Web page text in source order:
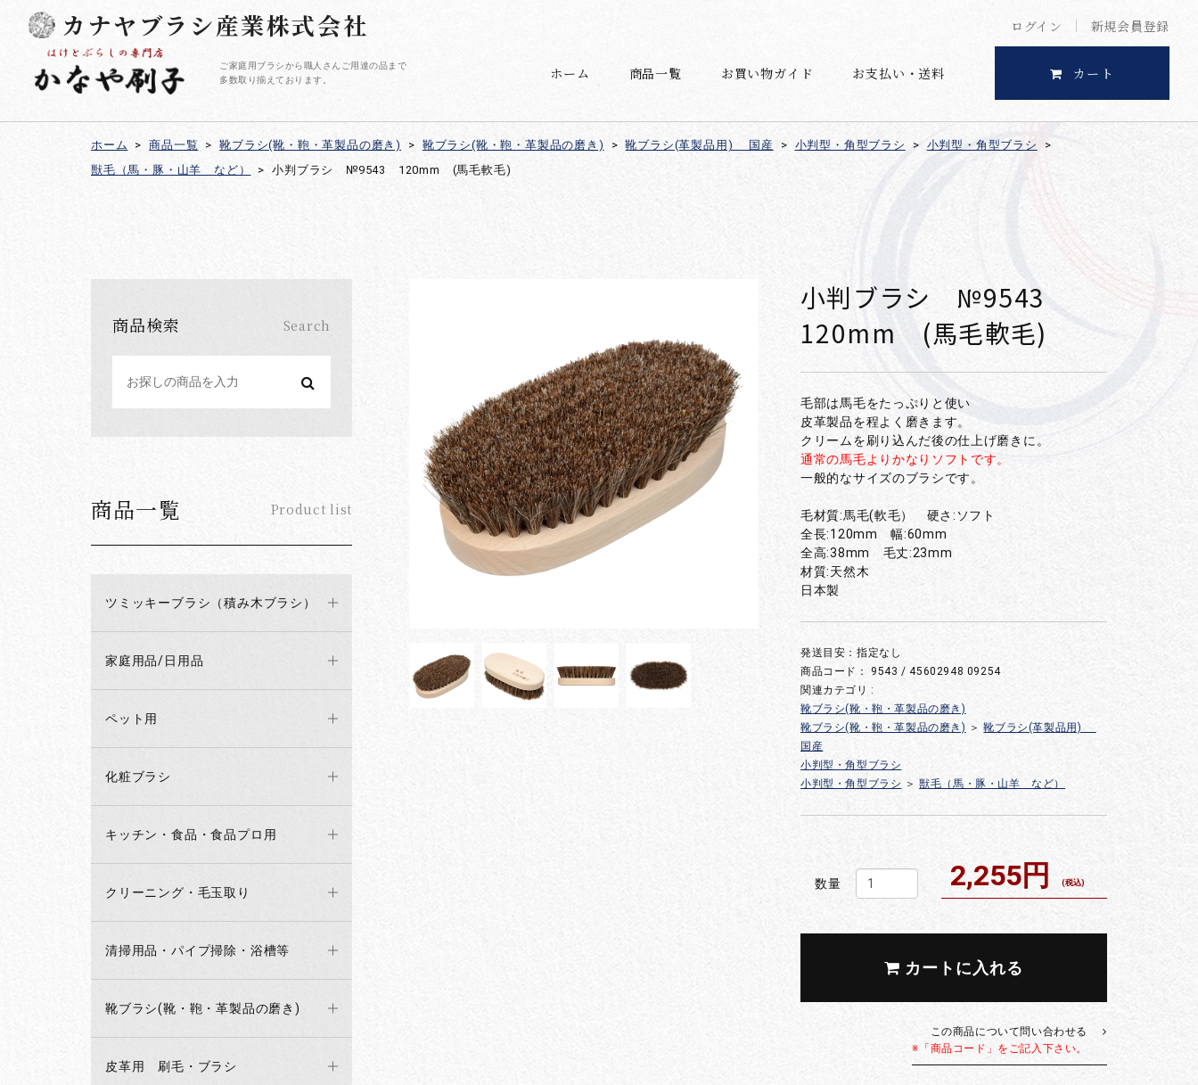
ログイン 新規会員登録
カナヤブラシ産業株式会社
ご家庭用ブラシから職人さんご用達の品まで
多数取り揃えております。
ホーム 商品一覧 お買い物ガイド お支払い・送料 カート
ホーム > 商品一覧 > 靴ブラシ(靴・鞄・革製品の磨き) > 靴ブラシ(靴・鞄・革製品の磨き) > 靴ブラシ(革製品用) 国産 > 小判型・角型ブラシ > 小判型・角型ブラシ
>
獣毛（馬・豚・山羊 など）
> 小判ブラシ №9543 120mm (馬毛軟毛)
商品検索 Search
商品一覧 Product list
ツミッキーブラシ（積み木ブラシ）
家庭用品/日用品
ペット用
化粧ブラシ
キッチン・食品・食品プロ用
クリーニング・毛玉取り
清掃用品・パイプ掃除・浴槽等
靴ブラシ(靴・鞄・革製品の磨き)
皮革用 刷毛・ブラシ
小判ブラシ №9543
120mm (馬毛軟毛)
毛部は馬毛をたっぷりと使い
皮革製品を程よく磨きます。
クリームを刷り込んだ後の仕上げ磨きに。
通常の馬毛よりかなりソフトです。
一般的なサイズのブラシです。
毛材質:馬毛(軟毛） 硬さ:ソフト
全長:120mm 幅:60mm
全高:38mm 毛丈:23mm
材質:天然木
日本製
発送目安：指定なし
商品コード： 9543 / 45602948 09254
関連カテゴリ :
靴ブラシ(靴・鞄・革製品の磨き)
靴ブラシ(靴・鞄・革製品の磨き) ＞ 靴ブラシ(革製品用)
国産
小判型・角型ブラシ
小判型・角型ブラシ ＞ 獣毛（馬・豚・山羊 など）
数量 2,255円 (税込)
カートに入れる
この商品について問い合わせる
※「商品コード」をご記入下さい。